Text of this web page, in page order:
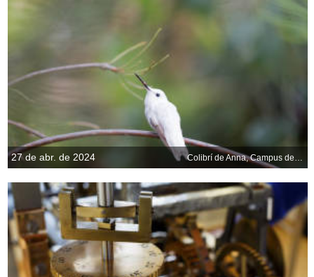
27 de abr. de 2024 Colibrí de Anna, Campus de Santa Cruz, California, EE.UU.